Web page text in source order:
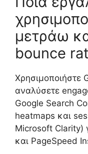
μετράω
bounce
Χρησιμοποιήστε
αναλύσετε
Google Search
heatmaps και
Microsoft Clarity)
και PageSpeed